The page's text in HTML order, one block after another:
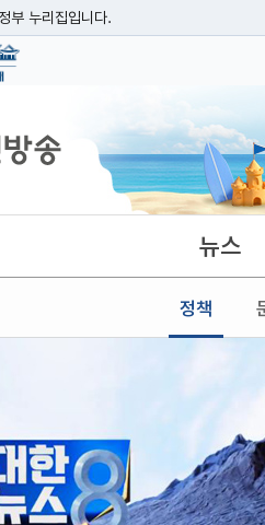
부 누리집입니다.
주소를 사용하고 있다면 아래 URL에서
뉴스
정책